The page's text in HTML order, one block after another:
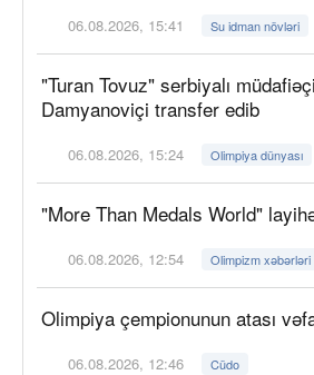
06.08.2026, 15:41 Su idman növləri
"Turan Tovuz" serbiyalı
Damyanoviçi transfer edib
06.08.2026, 15:24 Olimpiya dünyası
"More Than Medals World"
06.08.2026, 12:54 Olimpizm xəbərləri
Olimpiya çempionunun atası
06.08.2026, 12:46 Cüdo